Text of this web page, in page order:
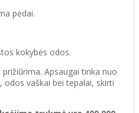
pėdai.
kokybės odos.
Apsaugai tinka nuo
, odos vaškai bei tepalai, skirti